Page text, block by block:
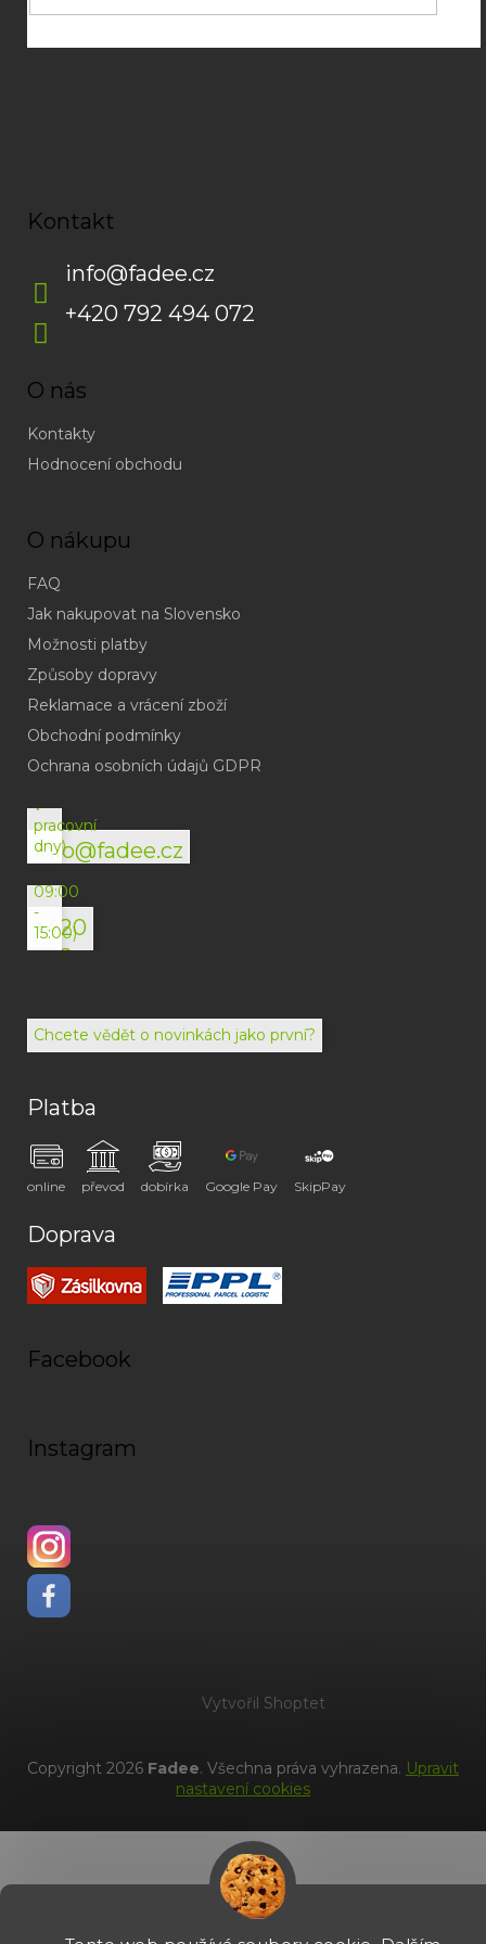
Kontakt
info@fadee.cz
+420 792 494 072
O nás
Kontakty
Hodnocení obchodu
O nákupu
FAQ
Jak nakupovat na Slovensko
Možnosti platby
Způsoby dopravy
Reklamace a vrácení zboží
Obchodní podmínky
Ochrana osobních údajů GDPR
info@fadee.cz
(odpověď
do
v
pracovní
dny)
+420
792
072
(Po-
09:00
-
15:00)
Chcete vědět o novinkách jako první?
Platba
online převod dobírka Google Pay SkipPay
Doprava
Facebook
Instagram
Vytvořil Shoptet
Copyright 2026 Fadee. Všechna práva vyhrazena. Upravit
nastavení cookies